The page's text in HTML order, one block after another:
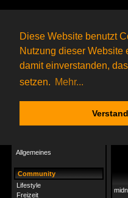
Diese Website benutzt
Nutzung dieser Website
damit einverstanden,
setzen. Mehr...
Das nächste Rätsel
18 Gagolganeronline(0 registrierte
Gagolganer:
9732Rätsel online:
Allgemeines
Community
Lifestyle
Freizeit